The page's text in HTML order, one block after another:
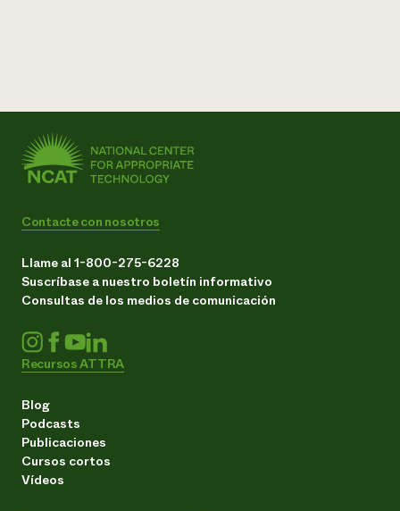
Contacte con nosotros
Llame al 1-800-275-6228
Suscríbase a nuestro boletín informativo
Consultas de los medios de comunicación
Recursos ATTRA
Blog
Podcasts
Publicaciones
Cursos cortos
Vídeos